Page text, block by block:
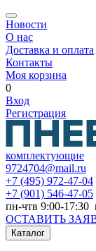
Новости
О нас
Доставка и оплата
Контакты
Моя корзина
0
Вход
Регистрация
комплектующие
9724704@mail.ru
+7 (495) 972-47-04
+7 (901) 546-47-05
пн-чтв 9:00-17:30
ОСТАВИТЬ
Каталог